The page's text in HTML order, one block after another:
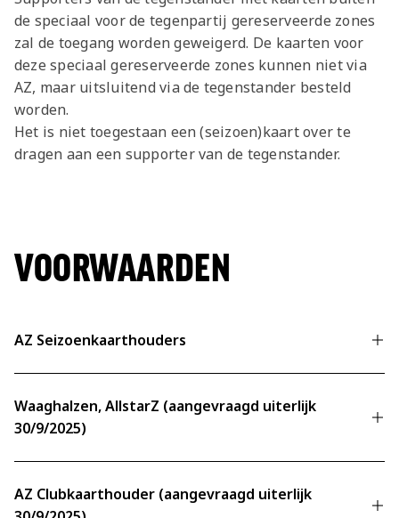
de speciaal voor de tegenpartij gereserveerde zones
zal de toegang worden geweigerd. De kaarten voor
deze speciaal gereserveerde zones kunnen niet via
AZ, maar uitsluitend via de tegenstander besteld
worden.
Het is niet toegestaan een (seizoen)kaart over te
dragen aan een supporter van de tegenstander.
VOORWAARDEN
AZ Seizoenkaarthouders
AZ Seizoenkaarthouders ontvangen bij de
aanschaf van losse tickets 10% korting t.o.v.
hieronder.
Waaghalzen, AllstarZ (aangevraagd uiterlijk
30/9/2025)
Leden van de Waaghalzen/AllstarZ
AZ Clubkaarthouder (aangevraagd uiterlijk